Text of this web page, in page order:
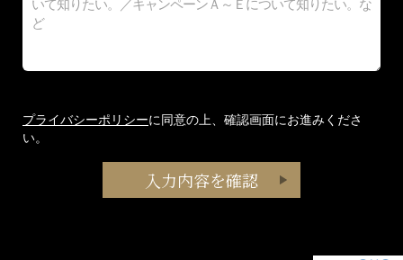
プライバシーポリシーに同意の上、確認画面にお進みくださ
い。